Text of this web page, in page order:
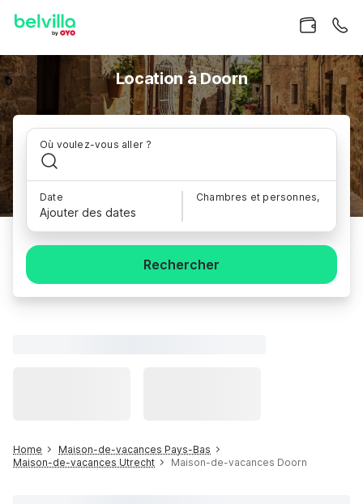
Location à Doorn
Où voulez-vous aller ?
Date
Ajouter des dates
Chambres et personnes,
Rechercher
Home
Maison-de-vacances Pays-Bas
Maison-de-vacances Utrecht
Maison-de-vacances Doorn